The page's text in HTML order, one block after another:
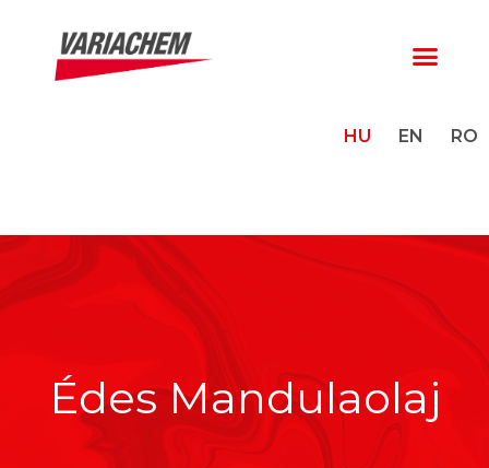
HU EN RO
Édes Mandulaolaj